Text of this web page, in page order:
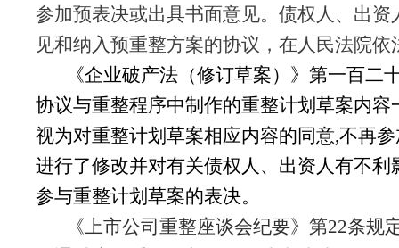
参加预表决或出具书面意见。债权人、出
见和纳入预重整方案的协议，在人民法院
《企业破产法（修订草案）》第一百二
协议与重整程序中制作的重整计划草案内
视为对重整计划草案相应内容的同意,不再
进行了修改并对有关债权人、出资人有不
参与重整计划草案的表决。
《上市公司重整座谈会纪要》第22条规